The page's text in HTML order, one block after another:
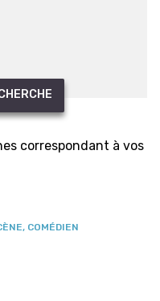
correspondant à vos
COMÉDIEN